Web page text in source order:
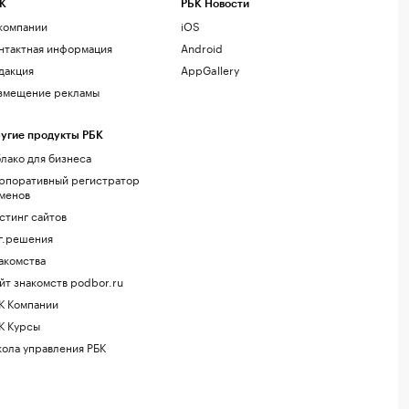
информация
рекламы
продукты РБК
для бизнеса
регистратор
сайтов
знакомств podbor.ru
Компании
Курсы
управления РБК
РБК Новости
iOS
Android
AppGallery